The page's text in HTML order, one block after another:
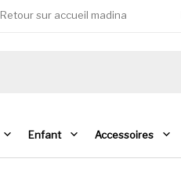
Retour sur accueil madina
Enfant Accessoires